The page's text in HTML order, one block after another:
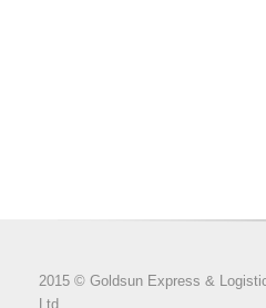
2015 © Goldsun Express &
Ltd.